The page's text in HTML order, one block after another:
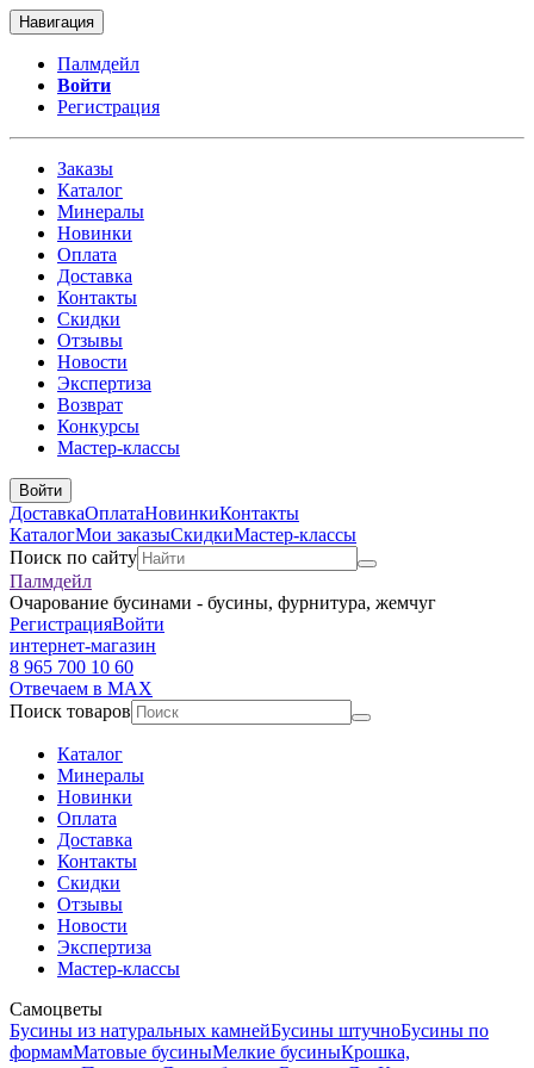
Навигация
Палмдейл
Войти
Регистрация
Заказы
Каталог
Минералы
Новинки
Оплата
Доставка
Контакты
Скидки
Отзывы
Новости
Экспертиза
Возврат
Конкурсы
Мастер-классы
Войти
ДоставкаОплатаНовинкиКонтакты
КаталогМои заказыСкидкиМастер-классы
Поиск по сайту
Палмдейл
Очарование бусинами - бусины, фурнитура, жемчуг
РегистрацияВойти
интернет-магазин
8 965 700 10 60
Отвечаем в MAX
Поиск товаров
Каталог
Минералы
Новинки
Оплата
Доставка
Контакты
Скидки
Отзывы
Новости
Экспертиза
Мастер-классы
Самоцветы
Бусины из натуральных камнейБусины штучноБусины по
формамМатовые бусиныМелкие бусиныКрошка,